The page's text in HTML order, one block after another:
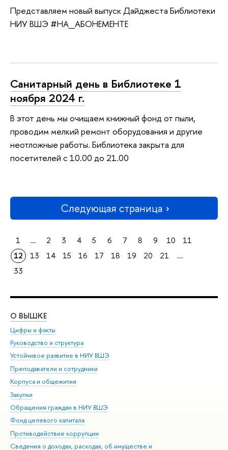
Представляем новый выпуск Дайджеста Библиотеки
НИУ ВШЭ #НА_АБОНЕМЕНТЕ
Санитарный день в Библиотеке 1
ноября 2024 г.
В этот день мы очищаем книжный фонд от пыли,
проводим мелкий ремонт оборудования и другие
неотложные работы. Библиотека закрыта для
посетителей с 10.00 до 21.00
Следующая страница
1 ... 2 3 4 5 6 7 8 9 10
11
12
13 14 15 16 17 18 19 20 21
...
33
О ВЫШКЕ
Цифры и факты
Руководство и структура
Устойчивое развитие в НИУ ВШЭ
Преподаватели и сотрудники
Корпуса и общежития
Закупки
Обращения граждан в НИУ ВШЭ
Фонд целевого капитала
Противодействие коррупции
Сведения о доходах, расходах, об имуществе и